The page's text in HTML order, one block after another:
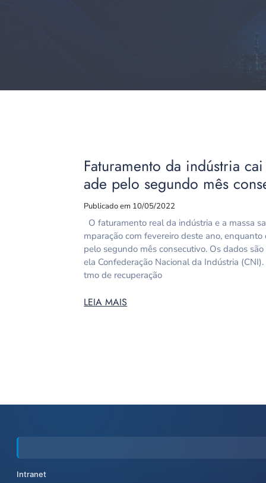
Faturamento da indústria
ade pelo segundo mês
Publicado em 10/05/2022
O faturamento real da indústria e a massa
mparação com fevereiro deste ano,
pelo segundo mês consecutivo. Os dados
ela Confederação Nacional da Indústria
tmo de recuperação
LEIA MAIS
Intranet